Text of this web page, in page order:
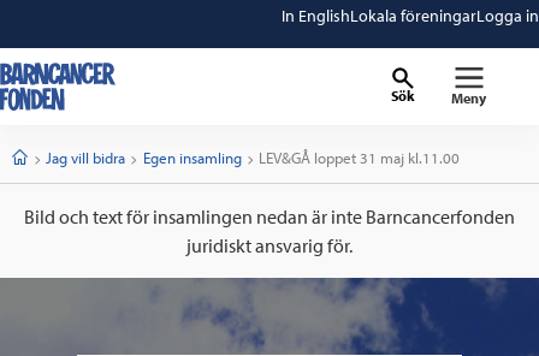
In EnglishLokala föreningarLogga in
Sök Meny
StartJag vill bidra Egen insamling Current:
LEV&GÅ loppet 31 maj kl.11.00
Bild och text för insamlingen nedan är inte Barncancerfonden
juridiskt ansvarig för.